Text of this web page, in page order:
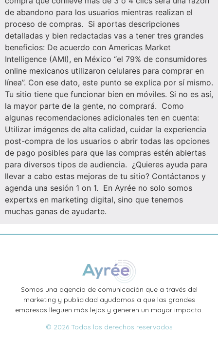
de abandono para los usuarios mientras realizan el
proceso de compras. Si aportas descripciones
detalladas y bien redactadas vas a tener tres grandes
beneficios: De acuerdo con Americas Market
Intelligence (AMI), en México “el 79% de consumidores
online mexicanos utilizaron celulares para comprar en
línea”. Con ese dato, este punto se explica por sí mismo.
Tu sitio tiene que funcionar bien en móviles. Si no es así,
la mayor parte de la gente, no comprará. Como
algunas recomendaciones adicionales ten en cuenta:
Utilizar imágenes de alta calidad, cuidar la experiencia
post-compra de los usuarios o abrir todas las opciones
de pago posibles para que las compras estén abiertas
para diversos tipos de audiencia. ¿Quieres ayuda para
llevar a cabo estas mejoras de tu sitio? Contáctanos y
agenda una sesión 1 on 1. En Ayrée no solo somos
expertxs en marketing digital, sino que tenemos
muchas ganas de ayudarte.
Somos una agencia de comunicación que a través del
marketing y publicidad ayudamos a que las grandes
empresas lleguen más lejos y generen un mayor impacto.
© 2026 Todos los derechos reservados